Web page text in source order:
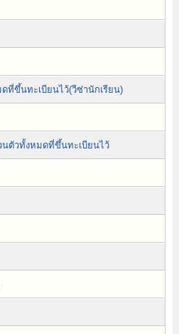
ที่ขึ้นทะเบียนไว้(วีซ่านักเรียน)
ตัวทั้งหมดที่ขึ้นทะเบียนไว้